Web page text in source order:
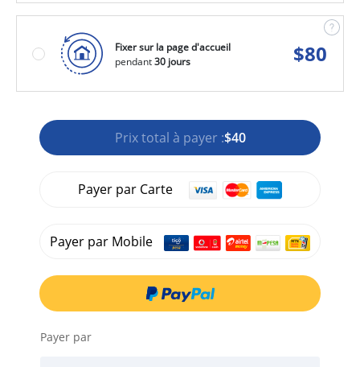
Fixer sur la page d'accueil
pendant30 jours $80
Prix total à payer :$40
Payer par Carte
Payer par Mobile
Payer par